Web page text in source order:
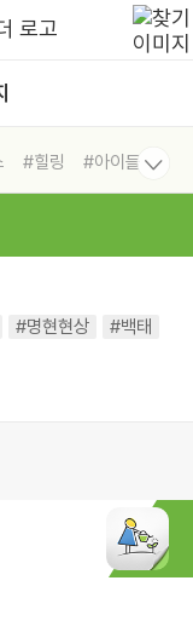
#힐링
#아이들
#명현현상
#백태